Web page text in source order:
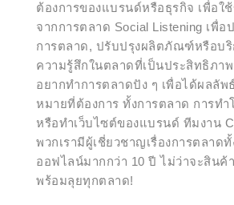
ต้องการของแบรนด์หรือธุรกิจ เพื่อใ
จากการตลาด Social Listening เพื่อ
การตลาด, ปรับปรุงผลิตภัณฑ์หรือบริ
ความรู้สึกในตลาดที่เป็นประสิทธิภา
อยากทำการตลาดปัง ๆ เพื่อได้ผลลัพ
หมายที่ต้องการ ทั้งการตลาด การท
หรือทำเว็บไซต์ของแบรนด์ ทีมงาน
พวกเรามีผู้เชี่ยวชาญเรื่องการตลาด
ออฟไลน์มากกว่า 10 ปี ไม่ว่าจะสินค้
พร้อมลุยทุกตลาด!